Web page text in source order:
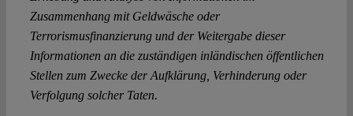
Zusammenhang mit Geldwäsche oder
Terrorismusfinanzierung und der Weitergabe dieser
Informationen an die zuständigen inländischen öffentlichen
Stellen zum Zwecke der Aufklärung, Verhinderung oder
Verfolgung solcher Taten.